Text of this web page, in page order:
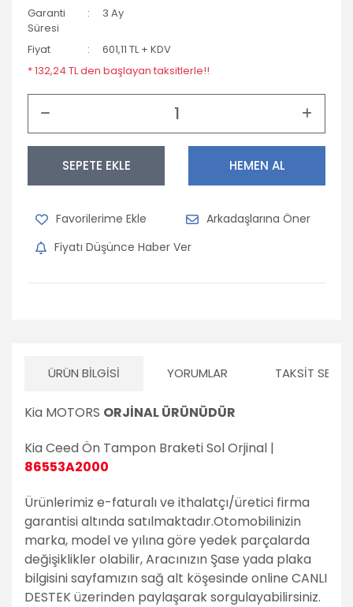
Garanti
Süresi
3 Ay
Fiyat
601,11 TL + KDV
* 132,24 TL den başlayan taksitlerle!!
SEPETE EKLE HEMEN AL
Arkadaşlarına Öner
Fiyatı Düşünce Haber Ver
ÜRÜN BILGISI YORUMLAR TAKSIT
Kia MOTORS ORJİNAL ÜRÜNÜDÜR
Kia Ceed Ön Tampon Braketi Sol Orjinal |
86553A2000
Ürünlerimiz e-faturalı ve ithalatçı/üretici firma
garantisi altında satılmaktadır.Otomobilinizin
marka, model ve yılına göre yedek parçalarda
değişiklikler olabilir,Aracınızın Şase yada plaka
bilgisini sayfamızın sağ alt köşesinde online CANLI
DESTEK üzerinden paylaşarak sorgulayabilirsiniz.